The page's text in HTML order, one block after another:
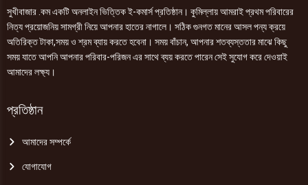
সুখীবাজার .কম একটি অনলাইন ভিত্তিক ই-কমার্স প্রতিষ্ঠান। কুমিল্লায় আমরাই প্রথম পরিবারের
নিত্য প্রয়োজনিয় সামগ্রী নিয়ে আপনার হাতের নাগালে। সঠিক গুনগত মানের আসল পন্য ক্রয়ে
অতিরিক্ত টাকা,সময় ও শ্রম ব্যায় করতে হবেনা। সময় বাঁচান, আপনার শতব্যস্ততার মাঝে কিছু
সময় যাতে আপনি আপনার পরিবার-পরিজন এর সাথে ব্যয় করতে পারেন সেই সুযোগ করে দেওয়াই
আমাদের লক্ষ্য।
প্রতিষ্ঠান
আমাদের সম্পর্কে
যোগাযোগ